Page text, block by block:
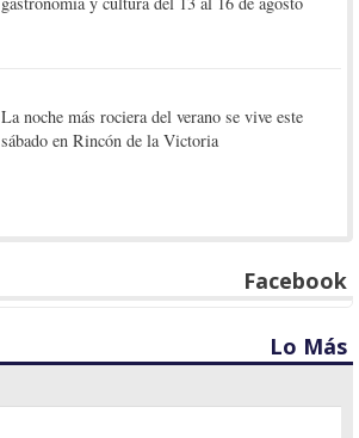
La noche más rociera del verano se vive este
sábado en Rincón de la Victoria
Facebook
Lo Más